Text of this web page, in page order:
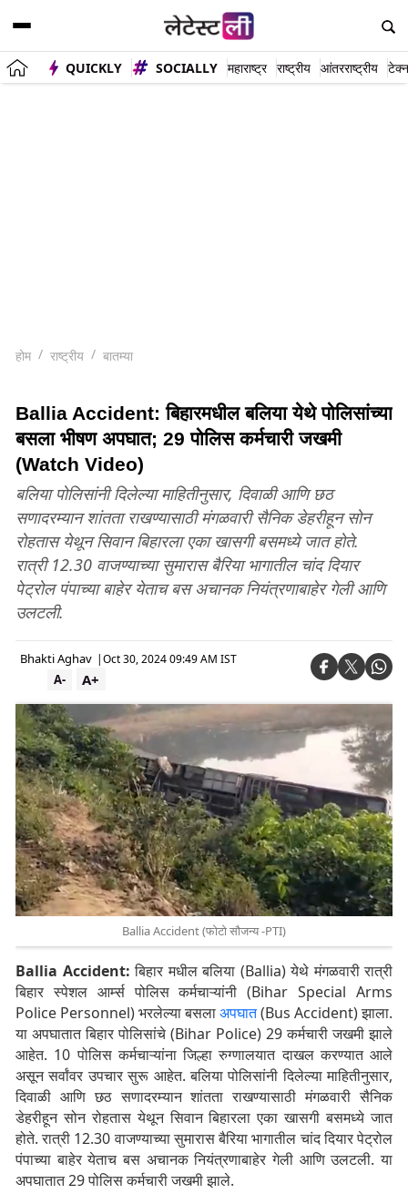
QUICKLY SOCIALLY महाराष्ट्र राष्ट्रीय आंतरराष्ट्रीय
होम राष्ट्रीय बातम्या
Ballia Accident: बिहारमधील बलिया येथे पोलिसांच्या
बसला भीषण अपघात; 29 पोलिस कर्मचारी जखमी
(Watch Video)
बलिया पोलिसांनी दिलेल्या माहितीनुसार, दिवाळी आणि छठ
सणादरम्यान शांतता राखण्यासाठी मंगळवारी सैनिक डेहरीहून सोन
रोहतास येथून सिवान बिहारला एका खासगी बसमध्ये जात होते.
रात्री 12.30 वाजण्याच्या सुमारास बैरिया भागातील चांद दियार
पेट्रोल पंपाच्या बाहेर येताच बस अचानक नियंत्रणाबाहेर गेली आणि
उलटली.
Bhakti Aghav |Oct 30, 2024 09:49 AM IST
A+
A-
Ballia Accident (फोटो सौजन्य -PTI)
Ballia Accident: बिहार मधील बलिया (Ballia) येथे मंगळवारी रात्री
बिहार स्पेशल आर्म्स पोलिस कर्मचाऱ्यांनी (Bihar Special Arms
Police Personnel) भरलेल्या बसलाअपघात(Bus Accident) झाला.
या अपघातात बिहार पोलिसांचे (Bihar Police) 29 कर्मचारी जखमी झाले
आहेत. 10 पोलिस कर्मचाऱ्यांना जिल्हा रुग्णालयात दाखल करण्यात आले
असून सर्वांवर उपचार सुरू आहेत. बलिया पोलिसांनी दिलेल्या माहितीनुसार,
दिवाळी आणि छठ सणादरम्यान शांतता राखण्यासाठी मंगळवारी सैनिक
डेहरीहून सोन रोहतास येथून सिवान बिहारला एका खासगी बसमध्ये जात
होते. रात्री 12.30 वाजण्याच्या सुमारास बैरिया भागातील चांद दियार पेट्रोल
पंपाच्या बाहेर येताच बस अचानक नियंत्रणाबाहेर गेली आणि उलटली. या
अपघातात 29 पोलिस कर्मचारी जखमी झाले.